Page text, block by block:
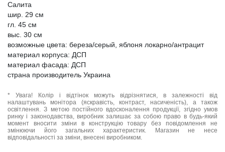
Салита
шир. 29 см
гл. 45 см
выс. 30 см
возможные цвета: береза/серый, яблоня локарно/антрацит
материал корпуса: ДСП
материал фасада: ДСП
страна производитель Украина
* Увага! Колір і відтінок можуть відрізнятися, в залежності від
налаштувань монітора (яскравість, контраст, насиченість), а також
освітлення. З метою постійного вдосконалення продукції, згідно умов
ринку і законодавства, виробник залишає за собою право в будь-який
момент вносити зміни в конструкцію товару без повідомлення не
змінюючи його загальних характеристик. Магазин не несе
відповідальності за зміни, внесені виробником.